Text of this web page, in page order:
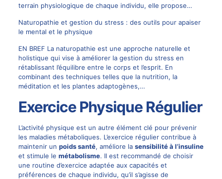
terrain physiologique de chaque individu, elle propose…
Naturopathie et gestion du stress : des outils pour apaiser
le mental et le physique
EN BREF La naturopathie est une approche naturelle et
holistique qui vise à améliorer la gestion du stress en
rétablissant l’équilibre entre le corps et l’esprit. En
combinant des techniques telles que la nutrition, la
méditation et les plantes adaptogènes,…
Exercice Physique Régulier
L’activité physique est un autre élément clé pour prévenir
les maladies métaboliques. L’exercice régulier contribue à
maintenir un poids santé, améliore la sensibilité à l’insuline
et stimule le métabolisme. Il est recommandé de choisir
une routine d’exercice adaptée aux capacités et
préférences de chaque individu, qu’il s’agisse de